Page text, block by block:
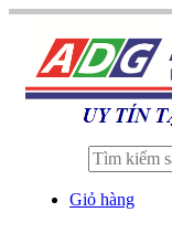
Giỏ hàng